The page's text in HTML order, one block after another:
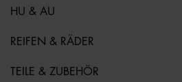
HU & AU
REIFEN & RÄDER
TEILE & ZUBEHÖR